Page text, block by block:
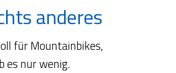
anderes
für Mountainbikes,
es nur wenig.